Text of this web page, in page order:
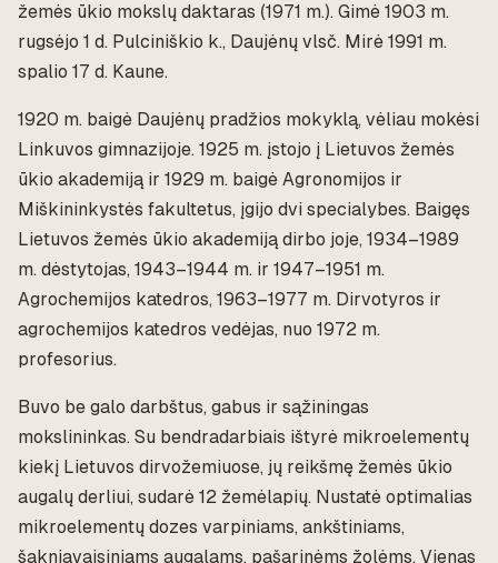
žemės ūkio mokslų daktaras (1971 m.). Gimė 1903 m.
rugsėjo 1 d. Pulciniškio k., Daujėnų vlsč. Mirė 1991 m.
spalio 17 d. Kaune.
1920 m. baigė Daujėnų pradžios mokyklą, vėliau mokėsi
Linkuvos gimnazijoje. 1925 m. įstojo į Lietuvos žemės
ūkio akademiją ir 1929 m. baigė Agronomijos ir
Miškininkystės fakultetus, įgijo dvi specialybes. Baigęs
Lietuvos žemės ūkio akademiją dirbo joje, 1934–1989
m. dėstytojas, 1943–1944 m. ir 1947–1951 m.
Agrochemijos katedros, 1963–1977 m. Dirvotyros ir
agrochemijos katedros vedėjas, nuo 1972 m.
profesorius.
Buvo be galo darbštus, gabus ir sąžiningas
mokslininkas. Su bendradarbiais ištyrė mikroelementų
kiekį Lietuvos dirvožemiuose, jų reikšmę žemės ūkio
augalų derliui, sudarė 12 žemėlapių. Nustatė optimalias
mikroelementų dozes varpiniams, ankštiniams,
šakniavaisiniams augalams, pašarinėms žolėms. Vienas